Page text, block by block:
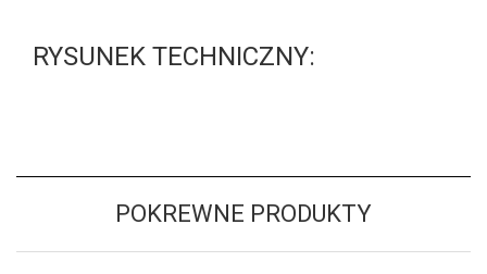
RYSUNEK TECHNICZNY:
POKREWNE PRODUKTY